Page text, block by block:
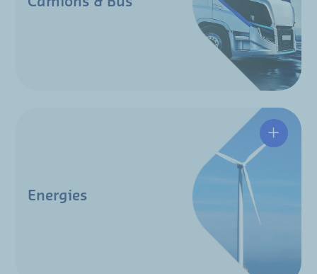
Energies